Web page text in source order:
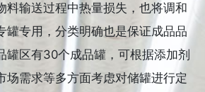
料输送过程中热量损失，也将调和
罐专用，分类明确也是保证成品品
罐区有30个成品罐，可根据添加剂
场需求等多方面考虑对储罐进行定